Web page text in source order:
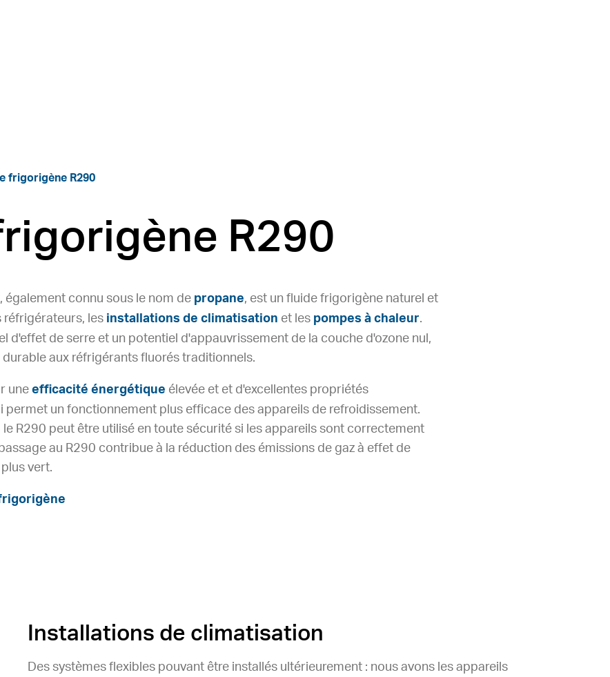
frigorigène R290
R290
également connu sous le nom de propane, est un fluide frigorigène naturel et
réfrigérateurs, les installations de climatisation et les pompes à chaleur.
d'effet de serre et un potentiel d'appauvrissement de la couche d'ozone nul,
aux réfrigérants fluorés traditionnels.
une efficacité énergétique élevée et et d'excellentes propriétés
permet un fonctionnement plus efficace des appareils de refroidissement.
R290 peut être utilisé en toute sécurité si les appareils sont correctement
au R290 contribue à la réduction des émissions de gaz à effet de
vert.
Installations de climatisation
Des systèmes flexibles pouvant être installés ultérieurement : nous avons les appareils